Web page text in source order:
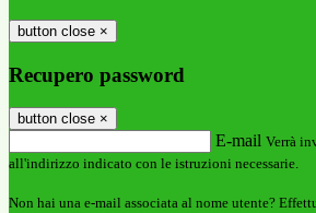
button close ×
Recupero password
button close ×
E-mail Verrà
all'indirizzo indicato con le istruzioni necessarie.
Non hai una e-mail associata al nome utente?